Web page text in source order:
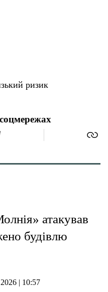
ризик
атакував
будівлю
| 10:57